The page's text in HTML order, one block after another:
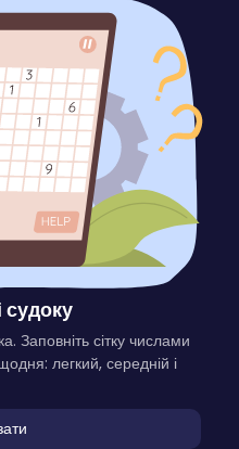
Заповніть сітку числами
легкий, середній і